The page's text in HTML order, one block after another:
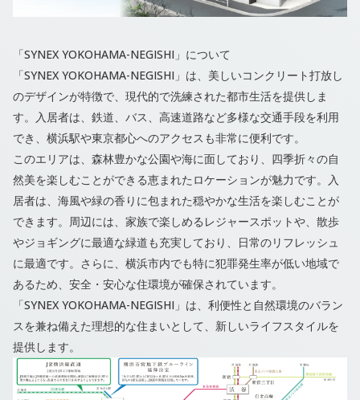
「SYNEX YOKOHAMA-NEGISHI」について
「SYNEX YOKOHAMA-NEGISHI」は、美しいコンクリート打放し
のデザインが特徴で、現代的で洗練された都市生活を提供しま
す。入居者は、鉄道、バス、高速道路など多様な交通手段を利用
でき、横浜駅や東京都心へのアクセスも非常に便利です。
このエリアは、森林豊かな公園や海に面しており、四季折々の自
然美を楽しむことができる恵まれたロケーションが魅力です。入
居者は、海風や緑の香りに包まれた穏やかな生活を楽しむことが
できます。周辺には、家族で楽しめるレジャースポットや、散歩
やジョギングに最適な緑道も充実しており、日常のリフレッシュ
に最適です。さらに、横浜市内でも特に犯罪発生率が低い地域で
あるため、安全・安心な住環境が確保されています。
「SYNEX YOKOHAMA-NEGISHI」は、利便性と自然環境のバラン
スを兼ね備えた理想的な住まいとして、新しいライフスタイルを
提供します。